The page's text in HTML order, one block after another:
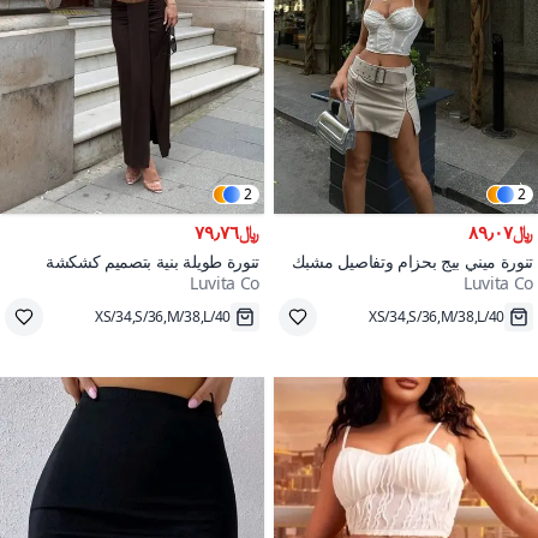
2
﷼٨٩٫٠٧
تنورة ميني بيج بحزام وتفاصيل مشبك
Luvita Co
XS/34,S/36,M/38,L/40
2
﷼٧٩٫٧٦
تنورة طويلة بنية بتصميم كشكشة
خشبية التفاصيل
Luvita Co
XS/34,S/36,M/38,L/40